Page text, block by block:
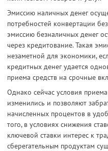
Эмиссию наличных денег
потребностей конвертации
эмиссию безналичных денег
через кредитование. Такая
незаметной для экономики,
кредитных денег удается
приема средств на срочные
Однако сейчас условия
изменились и позволяют
начисленных процентов в
того, в условиях снижения
ключевой ставки интерес к
сберегательным продуктам